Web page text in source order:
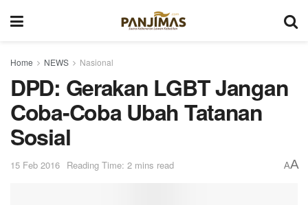
Home NEWS Nasional
DPD: Gerakan LGBT Jangan
Coba-Coba Ubah Tatanan
Sosial
15 Feb 2016 Reading Time: 2 mins read AA